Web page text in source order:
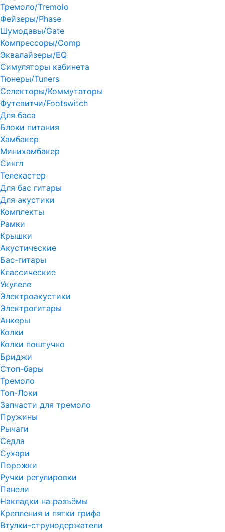
Тремоло/Tremolo
Фейзеры/Phase
Шумодавы/Gate
Компрессоры/Comp
Эквалайзеры/EQ
Симуляторы кабинета
Тюнеры/Tuners
Селекторы/Коммутаторы
Футсвитчи/Footswitch
Для баса
Блоки питания
Хамбакер
Минихамбакер
Сингл
Телекастер
Для бас гитары
Для акустики
Комплекты
Рамки
Крышки
Акустические
Бас-гитары
Классические
Укулеле
Электроакустики
Электрогитары
Анкеры
Колки
Колки поштучно
Бриджи
Стоп-бары
Тремоло
Топ-Локи
Запчасти для тремоло
Пружины
Рычаги
Седла
Сухари
Порожки
Ручки регулировки
Панели
Накладки на разъёмы
Крепления и пятки грифа
Втулки-струнодержатели